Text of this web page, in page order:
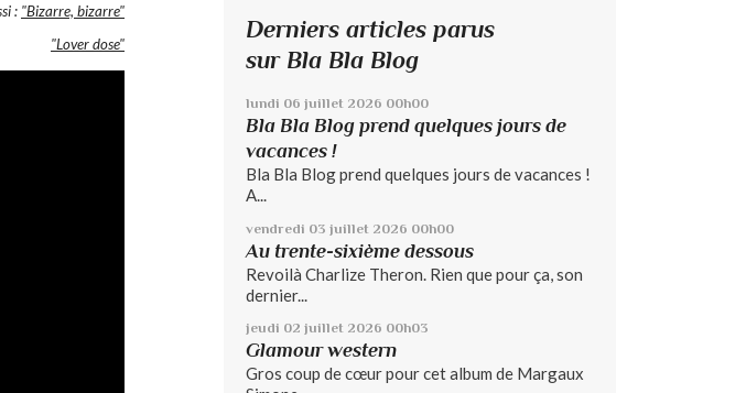
: "Bizarre, bizarre"
"Lover dose"
Derniers articles parus
sur Bla Bla Blog
lundi 06 juillet 2026 00h00
Bla Bla Blog prend quelques jours de
vacances !
Bla Bla Blog prend quelques jours de vacances !
A...
vendredi 03 juillet 2026 00h00
Au trente-sixième dessous
Revoilà Charlize Theron. Rien que pour ça, son
dernier...
jeudi 02 juillet 2026 00h03
Glamour western
Gros coup de cœur pour cet album de Margaux